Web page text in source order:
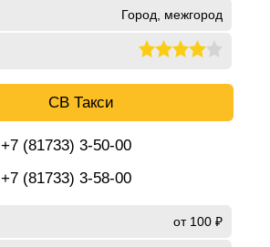
Город, межгород
СВ Такси
+7 (81733) 3-50-00
+7 (81733) 3-58-00
от 100 ₽